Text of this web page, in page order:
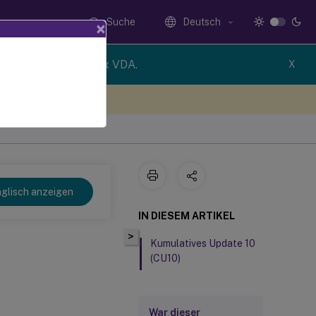
Suche Deutsch
version of Linux VDA. X
anzeigen
>
IN DIESEM ARTIKEL
Kumulatives Update 10
(CU10)
War dieser
×